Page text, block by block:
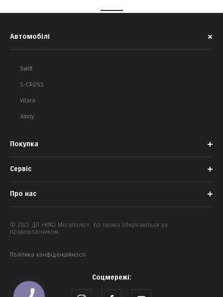
Автомобілі
Swift
S-CROSS
Vitara
Jimny
Покупка
Банки-партнери
Сервіс
Аксесуари
Програми лояльності
Про нас
Наша команда
Контакти
ЗМІ про нас
© 2025 ДП «НІКО Мегаполіс». Усі права зберігаються за
правовласником.
Політика конфіденційності
Соцмережі:
КНОПКА